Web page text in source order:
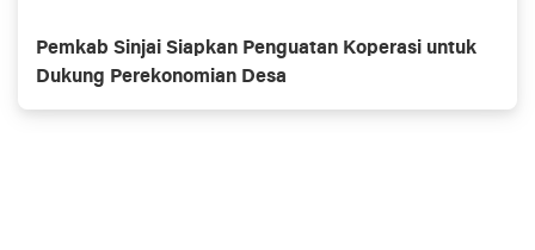
Pemkab Sinjai Siapkan Penguatan Koperasi untuk
Dukung Perekonomian Desa